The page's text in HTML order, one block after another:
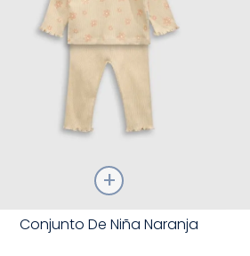
TallaConjunto De Niña Naranja